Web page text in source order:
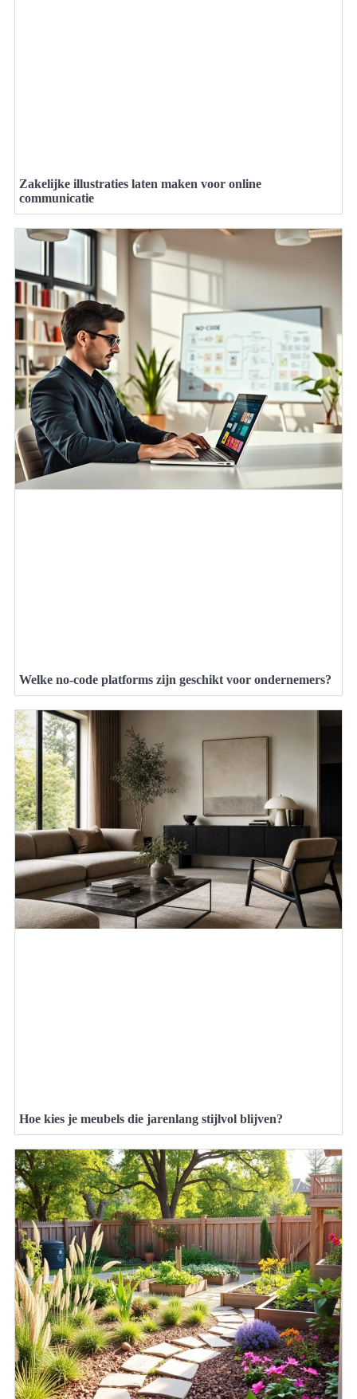
Zakelijke illustraties laten maken voor online
communicatie
Welke no-code platforms zijn geschikt voor ondernemers?
Hoe kies je meubels die jarenlang stijlvol blijven?